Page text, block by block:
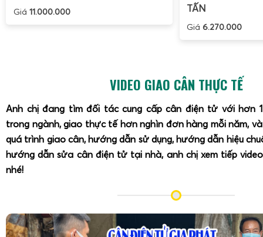
Giá 11.000.000
TẤN
Giá6.270.000
VIDEO GIAO CÂN THỰC TẾ
Anh chị đang tìm đối tác cung cấp cân điện tử với hơn
trong ngành, giao thực tế hơn nghìn đơn hàng mỗi năm,
quá trình giao cân, hướng dẫn sử dụng, hướng dẫn hiệu
hướng dẫn sửa cân điện tử tại nhà, anh chị xem tiếp
nhé!